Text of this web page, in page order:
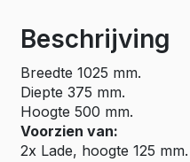
Beschrijving
Breedte 1025 mm.
Diepte 375 mm.
Hoogte 500 mm.
Voorzien van:
2x Lade, hoogte 125